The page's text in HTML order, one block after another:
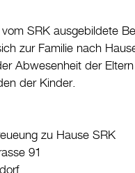
baut
vom SRK ausgebildete
zur Familie nach
Abwesenheit der
der Kinder.
zu Hause SRK
91